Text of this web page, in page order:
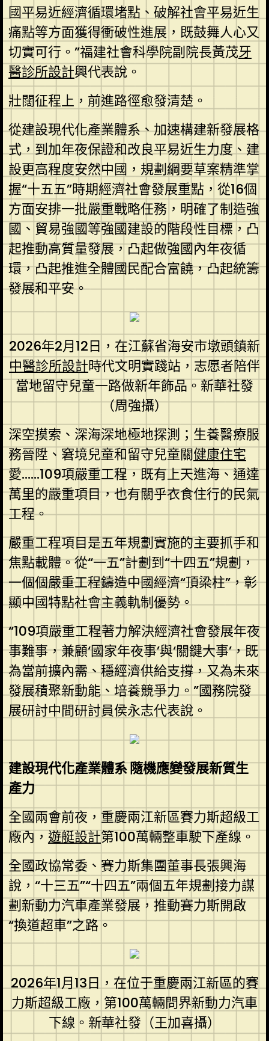
國平易近經濟循環堵點、破解社會平易近生
痛點等方面獲得衝破性進展，既鼓舞人心又
切實可行。”福建社會科學院副院長黃茂牙
醫診所設計興代表說。
壯闊征程上，前進路徑愈發清楚。
從建設現代化產業體系、加速構建新發展格
式，到加年夜保證和改良平易近生力度、建
設更高程度安然中國，規劃綱要草案精準掌
握“十五五”時期經濟社會發展重點，從16個
方面安排一批嚴重戰略任務，明確了制造強
國、貿易強國等強國建設的階段性目標，凸
起推動高質量發展，凸起做強國內年夜循
環，凸起推進全體國民配合富饒，凸起統籌
發展和平安。
2026年2月12日，在江蘇省海安市墩頭鎮新
中醫診所設計時代文明實踐站，志愿者陪伴
當地留守兒童一路做新年飾品。新華社發
（周強攝）
深空摸索、深海深地極地探測；生養醫療服
務晉陞、窘境兒童和留守兒童關健康住宅
愛……109項嚴重工程，既有上天進海、通達
萬里的嚴重項目，也有關乎衣食住行的民氣
工程。
嚴重工程項目是五年規劃實施的主要抓手和
焦點載體。從“一五”計劃到“十四五”規劃，
一個個嚴重工程鑄造中國經濟“頂梁柱”，彰
顯中國特點社會主義軌制優勢。
“109項嚴重工程著力解決經濟社會發展年夜
事難事，兼顧‘國家年夜事’與‘關鍵大事’，既
為當前擴內需、穩經濟供給支撐，又為未來
發展積聚新動能、培養競爭力。”國務院發
展研討中間研討員侯永志代表說。
建設現代化產業體系 隨機應變發展新質生
產力
全國兩會前夜，重慶兩江新區賽力斯超級工
廠內，遊艇設計第100萬輛整車駛下產線。
全國政協常委、賽力斯集團董事長張興海
說，“十三五”“十四五”兩個五年規劃接力謀
劃新動力汽車產業發展，推動賽力斯開啟
“換道超車”之路。
2026年1月13日，在位于重慶兩江新區的賽
力斯超級工廠，第100萬輛問界新動力汽車
下線。新華社發（王加喜攝）